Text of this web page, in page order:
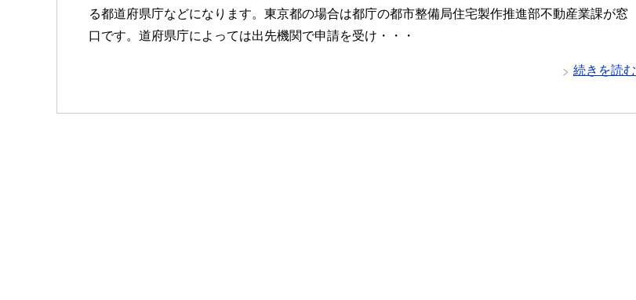
る都道府県庁などになります。東京都の場合は都庁の都市整備局住宅製作推進部不動産業課が窓
口です。道府県庁によっては出先機関で申請を受け・・・
続きを読む